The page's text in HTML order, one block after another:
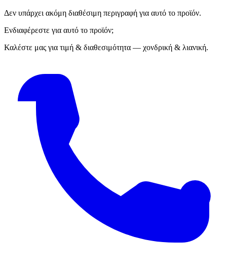
Δεν υπάρχει ακόμη διαθέσιμη περιγραφή για αυτό το προϊόν.
Ενδιαφέρεστε για αυτό το προϊόν;
Καλέστε μας για τιμή & διαθεσιμότητα — χονδρική & λιανική.